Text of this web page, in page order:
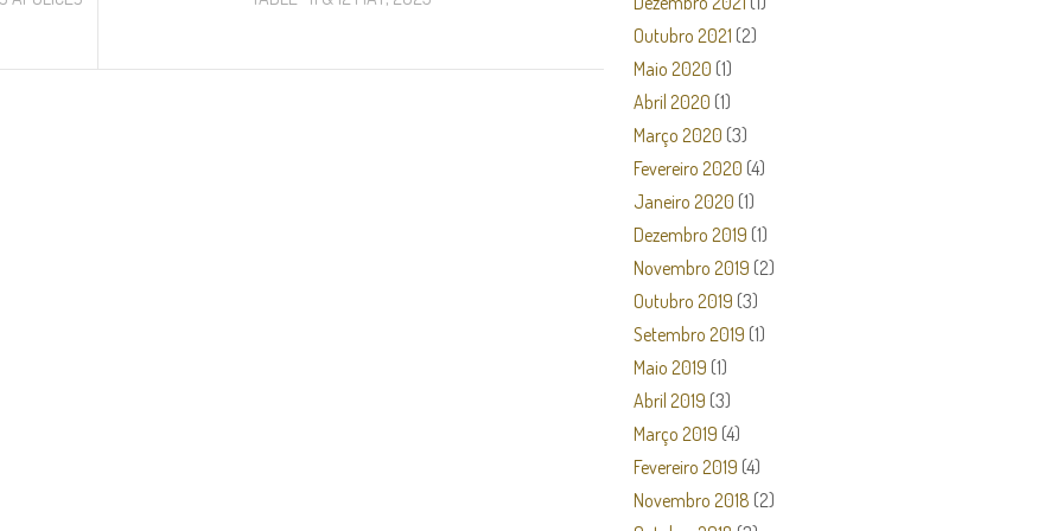
Outubro 2021 (2)
Maio 2020 (1)
Abril 2020 (1)
Março 2020 (3)
Fevereiro 2020 (4)
Janeiro 2020 (1)
Dezembro 2019 (1)
Novembro 2019 (2)
Outubro 2019 (3)
Setembro 2019 (1)
Maio 2019 (1)
Abril 2019 (3)
Março 2019 (4)
Fevereiro 2019 (4)
Novembro 2018 (2)